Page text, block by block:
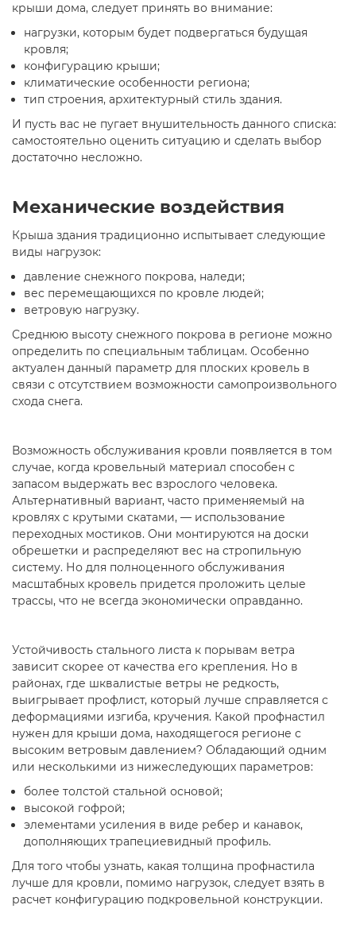
крыши дома, следует принять во внимание:
нагрузки, которым будет подвергаться будущая
кровля;
конфигурацию крыши;
климатические особенности региона;
тип строения, архитектурный стиль здания.
И пусть вас не пугает внушительность данного списка:
самостоятельно оценить ситуацию и сделать выбор
достаточно несложно.
Механические воздействия
Крыша здания традиционно испытывает следующие
виды нагрузок:
давление снежного покрова, наледи;
вес перемещающихся по кровле людей;
ветровую нагрузку.
Среднюю высоту снежного покрова в регионе можно
определить по специальным таблицам. Особенно
актуален данный параметр для плоских кровель в
связи с отсутствием возможности самопроизвольного
схода снега.
Возможность обслуживания кровли появляется в том
случае, когда кровельный материал способен с
запасом выдержать вес взрослого человека.
Альтернативный вариант, часто применяемый на
кровлях с крутыми скатами, — использование
переходных мостиков. Они монтируются на доски
обрешетки и распределяют вес на стропильную
систему. Но для полноценного обслуживания
масштабных кровель придется проложить целые
трассы, что не всегда экономически оправданно.
Устойчивость стального листа к порывам ветра
зависит скорее от качества его крепления. Но в
районах, где шквалистые ветры не редкость,
выигрывает профлист, который лучше справляется с
деформациями изгиба, кручения. Какой профнастил
нужен для крыши дома, находящегося регионе с
высоким ветровым давлением? Обладающий одним
или несколькими из нижеследующих параметров:
более толстой стальной основой;
высокой гофрой;
элементами усиления в виде ребер и канавок,
дополняющих трапециевидный профиль.
Для того чтобы узнать, какая толщина профнастила
лучше для кровли, помимо нагрузок, следует взять в
расчет конфигурацию подкровельной конструкции.